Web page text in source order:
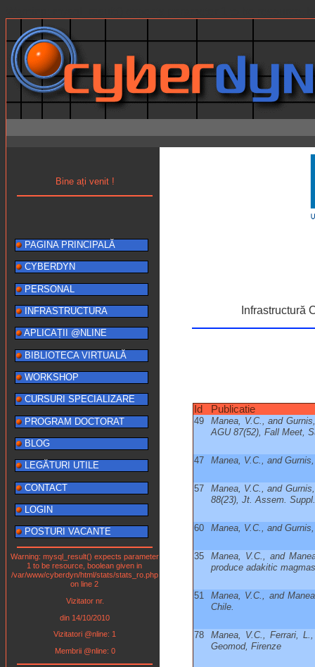
Bine ați venit !
PAGINA PRINCIPALĂ
CYBERDYN
PERSONAL
INFRASTRUCTURA
APLICAȚII @NLINE
BIBLIOTECA VIRTUALĂ
WORKSHOP
CURSURI SPECIALIZARE
PROGRAM DOCTORAT
BLOG
LEGĂTURI UTILE
CONTACT
LOGIN
POSTURI VACANTE
Warning: mysql_result() expects parameter
1 to be resource, boolean given in
/var/www/cyberdyn/html/stats/stats_ro.php
on line 2
Vizitator nr.
din 14/10/2010
Vizitatori @nline: 1
Membrii @nline: 0
Infrastructură
Id Publicatie
49
Manea, V.C., and
AGU 87(52), Fall Meet,
47 Manea, V.C., and
57
Manea, V.C., and
88(23), Jt. Assem.
60 Manea, V.C., and
35
Manea, V.C., and
produce adakitic
51
Manea, V.C., and
Chile.
78
Manea, V.C., Ferrari,
Geomod, Firenze